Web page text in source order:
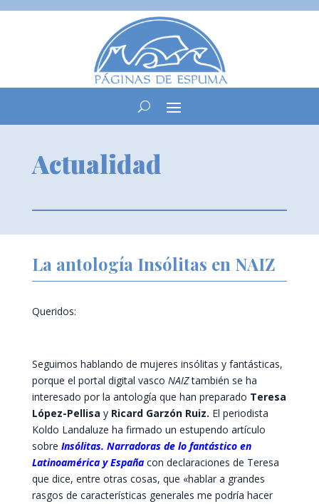
Actualidad
La antología Insólitas en NAIZ
Queridos:
Seguimos hablando de mujeres insólitas y fantásticas,
porque el portal digital vasco NAIZtambién se ha
interesado por la antología que han preparado Teresa
López-Pellisa y Ricard Garzón Ruiz. El periodista
Koldo Landaluze ha firmado un estupendo artículo
sobre Insólitas. Narradoras de lo fantástico en
Latinoamérica y España con declaraciones de Teresa
que dice, entre otras cosas, que «hablar a grandes
rasgos de características generales me podría hacer